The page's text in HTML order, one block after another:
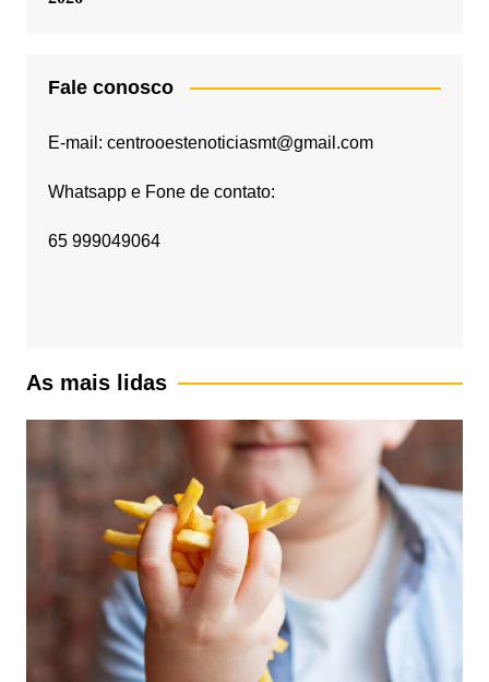
Fale conosco
E-mail: centrooestenoticiasmt@gmail.com
Whatsapp e Fone de contato:
65 999049064
As mais lidas